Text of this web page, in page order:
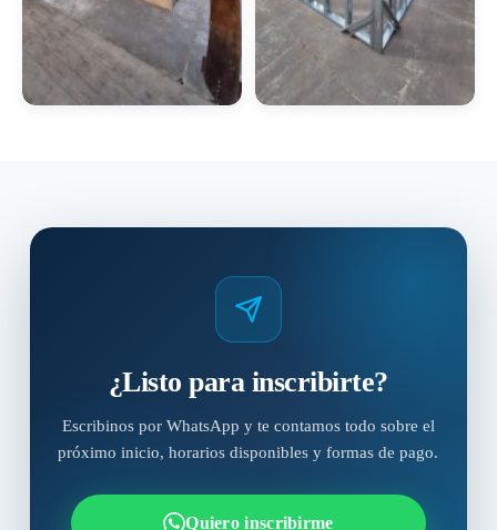
¿Listo para inscribirte?
Escribinos por WhatsApp y te contamos todo sobre el
próximo inicio, horarios disponibles y formas de pago.
Quiero inscribirme